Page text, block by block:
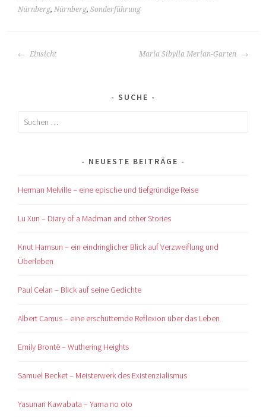
Nürnberg, Nürnberg,Sonderführung
BEITRAGS-
Einsicht Maria Sibylla Merian-Garten
SUCHE
Suchen
NEUESTE BEITRÄGE
Herman Melville – eine epische und tiefgründige Reise
Lu Xun – Diary of a Madman and other Stories
Knut Hamsun – ein eindringlicher Blick auf Verzweiflung und
Überleben
Paul Celan – Blick auf seine Gedichte
Albert Camus – eine erschütternde Reflexion über das Leben
Emily Brontë – Wuthering Heights
Samuel Becket – Meisterwerk des Existenzialismus
Yasunari Kawabata – Yama no oto